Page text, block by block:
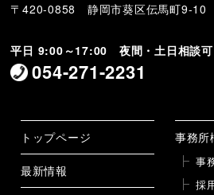
〒420-0858 静岡市葵区伝馬町9-10
平日 9:00～17:00 夜間・土日相談可
054-271-2231
トップページ
最新情報
事務所
事
採